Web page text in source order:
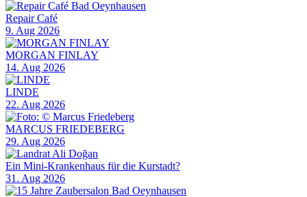
Repair Café
9. Aug 2026
MORGAN FINLAY
14. Aug 2026
LINDE
22. Aug 2026
MARCUS FRIEDEBERG
29. Aug 2026
Ein Mini-Krankenhaus für die Kurstadt?
31. Aug 2026